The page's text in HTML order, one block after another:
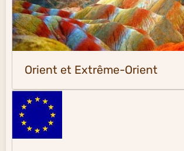
Orient et Extrême-Orient